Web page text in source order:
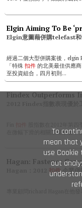
To
mean that
use
out
Elgin意圖藉併購telefast和
經過二個大型併購案後，elgin
「特殊 扣件的北美最佳供應
至投資組合，四月初則...
Findex Outperforms
2012 Findex指數表現優於
股指數在2012年第
在微幅下滑的相關工業類股中
扣件企業
專業顧問richard Hagan在他